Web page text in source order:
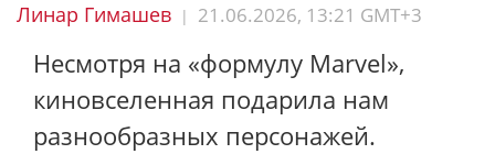
Линар Гимашев | 21.06.2026, 13:21 GMT+3
Несмотря на «формулу Marvel»,
киновселенная подарила нам
разнообразных персонажей.